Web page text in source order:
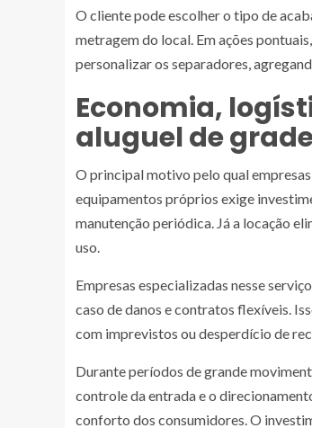
O cliente pode escolher o tipo de
metragem do local. Em ações
personalizar os separadores,
Economia,
aluguel de
O principal motivo pelo qual
equipamentos próprios exige
manutenção periódica. Já a locação
uso.
Empresas especializadas nesse
caso de danos e contratos flexíveis.
com imprevistos ou desperdício de
Durante períodos de grande
controle da entrada e o
conforto dos consumidores. O